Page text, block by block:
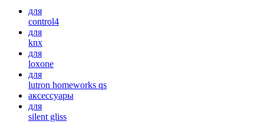
для
control4
для
knx
для
loxone
для
lutron homeworks qs
аксессуары
для
silent gliss